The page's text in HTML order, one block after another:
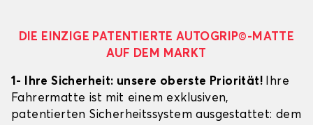
DIE EINZIGE PATENTIERTE AUTOGRIP©-MATTE
AUF DEM MARKT
1- Ihre Sicherheit: unsere oberste Priorität! Ihre
Fahrermatte ist mit einem exklusiven,
patentierten Sicherheitssystem ausgestattet: dem